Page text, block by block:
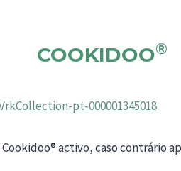
COOKIDOO®
pt-000001345018
activo, caso contrário